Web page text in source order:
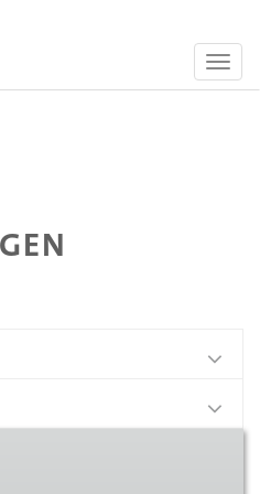
Sie unsere weißen
Türen können mit